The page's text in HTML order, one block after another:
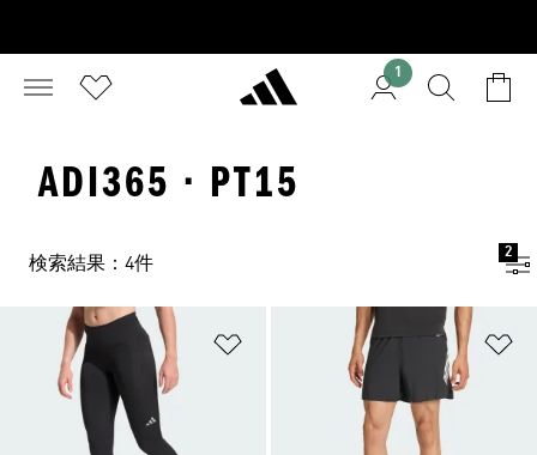
1
ADI365 · PT15
検索結果：4件
2
ほしいものリストに追加